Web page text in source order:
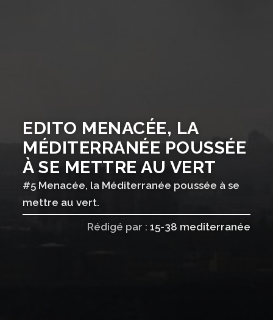
EDITO MENACÉE, LA
MÉDITERRANÉE POUSSÉE
À SE METTRE AU VERT
#5 Menacée, la Méditerranée poussée à se
mettre au vert.
Rédigé par : 15-38 mediterranée